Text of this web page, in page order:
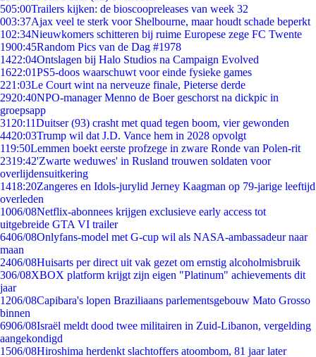
505:00Trailers kijken: de bioscoopreleases van week 32
003:37Ajax veel te sterk voor Shelbourne, maar houdt schade beperkt
102:34Nieuwkomers schitteren bij ruime Europese zege FC Twente
1900:45Random Pics van de Dag #1978
1422:04Ontslagen bij Halo Studios na Campaign Evolved
1622:01PS5-doos waarschuwt voor einde fysieke games
221:03Le Court wint na nerveuze finale, Pieterse derde
2920:40NPO-manager Menno de Boer geschorst na dickpic in
groepsapp
31 20:11Duitser (93) crasht met quad tegen boom, vier gewonden
4420:03Trump wil dat J.D. Vance hem in 2028 opvolgt
119:50Lemmen boekt eerste profzege in zware Ronde van Polen-rit
2319:42'Zwarte weduwes' in Rusland trouwen soldaten voor
overlijdensuitkering
1418:20Zangeres en Idols-jurylid Jerney Kaagman op 79-jarige leeftijd
overleden
1006/08Netflix-abonnees krijgen exclusieve early access tot
uitgebreide GTA VI trailer
6406/08Onlyfans-model met G-cup wil als NASA-ambassadeur naar
maan
2406/08Huisarts per direct uit vak gezet om ernstig alcoholmisbruik
306/08XBOX platform krijgt zijn eigen "Platinum" achievements dit
jaar
1206/08Capibara's lopen Braziliaans parlementsgebouw Mato Grosso
binnen
6906/08Israël meldt dood twee militairen in Zuid-Libanon, vergelding
aangekondigd
1506/08Hiroshima herdenkt slachtoffers atoombom, 81 jaar later